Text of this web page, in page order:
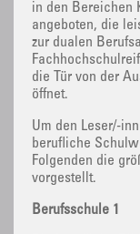
in den Bereichen
angeboten, die
zur dualen
die Tür von der
öffnet.
Um den Leser/-
berufliche
Folgenden die
vorgestellt.
Berufsschule 1